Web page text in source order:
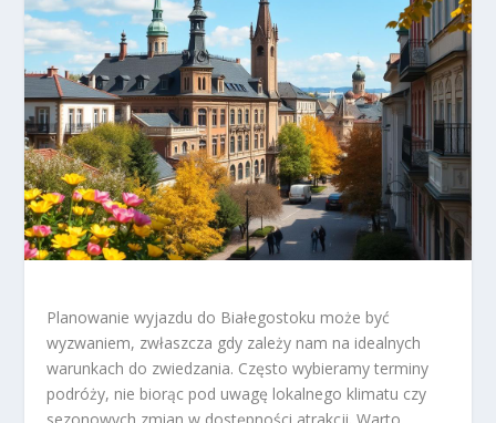
Planowanie wyjazdu do Białegostoku może być
wyzwaniem, zwłaszcza gdy zależy nam na idealnych
warunkach do zwiedzania. Często wybieramy terminy
podróży, nie biorąc pod uwagę lokalnego klimatu czy